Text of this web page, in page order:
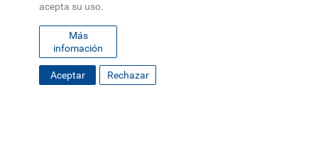
acepta su uso.
Más
infomación
Aceptar Rechazar